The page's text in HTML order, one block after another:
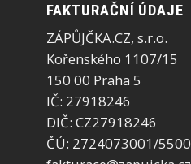
FAKTURAČNÍ ÚDAJE
ZÁPŮJČKA.CZ, s.r.o.
Kořenského 1107/15
150 00 Praha 5
IČ: 27918246
DIČ: CZ27918246
ČÚ: 2724073001/5500